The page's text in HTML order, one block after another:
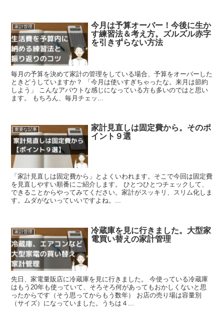
家計管理
今月は予算オーバー！今後に生か
す練習法＆考え方。ズルズル赤字
を引きずらない方法
毎月の予算を決めて家計の管理をしている場合、予算をオーバーした
ときどうしていますか？ 「今月は使いすぎちゃったな。来月は節約
しよう」 こんなアバウトな感じになっている方も多いのではと思い
ます。 もちろん、毎月チェッ...
重要な記事
家計見直しは固定費から。そのポ
イント９選
「家計見直しは固定費から」とよくいわれます。そこで今回は固定費
を見直しやすい順番にご紹介します。 ひとつひとつチェックして、
できることからやってみてください。家計がスッキリ、スリム化しま
す。ムダがないっていいですよね。...
家計管理
冷蔵庫を見に行きました。大型家
電買い替えの家計管理
先日、家電量販店に冷蔵庫を見に行きました。 今使っている冷蔵庫
はもう20年も使っていて、そろそろ何があってもおかしくないと思
ったからです（そう思ってからもう数年） お店の売り場は容量別
（サイズ）になっていました。うちは４...